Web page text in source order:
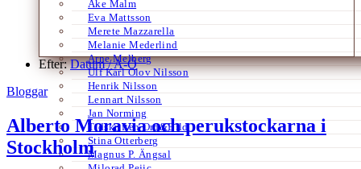
Åke Malm
Eva Mattsson
Merete Mazzarella
Melanie Mederlind
Arne Melberg
Ulf Karl Olov Nilsson
Henrik Nilsson
Lennart Nilsson
Jan Norming
Tidskriften Ord&Bild
Stina Otterberg
Magnus P. Ängsal
Efter:Datum /A-Ö
Bloggar
Alberto Moravia och perukstockarna i
Stockholm